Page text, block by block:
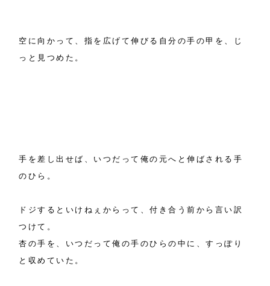
空に向かって、指を広げて伸びる自分の手の甲を、じ
っと見つめた。
手を差し出せば、いつだって俺の元へと伸ばされる手
のひら。
ドジするといけねぇからって、付き合う前から言い訳
つけて。
杏の手を、いつだって俺の手のひらの中に、すっぽり
と収めていた。